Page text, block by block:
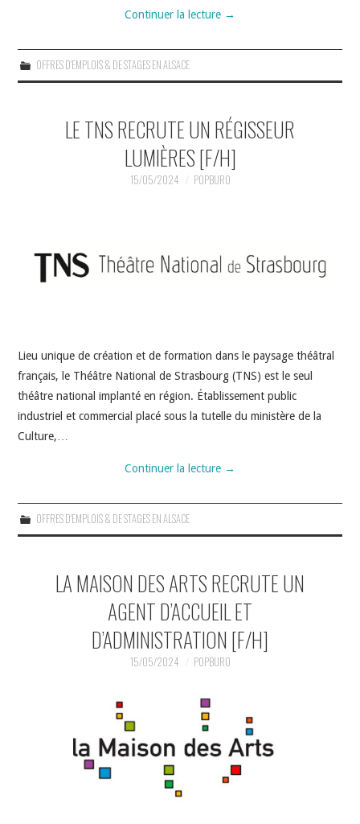
Continuer la lecture →
OFFRES D'EMPLOIS & DE STAGES EN ALSACE
LE TNS RECRUTE UN RÉGISSEUR
LUMIÈRES [F/H]
15/05/2024 POPBURO
Lieu unique de création et de formation dans le paysage théâtral
français, le Théâtre National de Strasbourg (TNS) est le seul
théâtre national implanté en région. Établissement public
industriel et commercial placé sous la tutelle du ministère de la
Culture,…
Continuer la lecture →
OFFRES D'EMPLOIS & DE STAGES EN ALSACE
LA MAISON DES ARTS RECRUTE UN
AGENT D’ACCUEIL ET
D’ADMINISTRATION [F/H]
15/05/2024 POPBURO